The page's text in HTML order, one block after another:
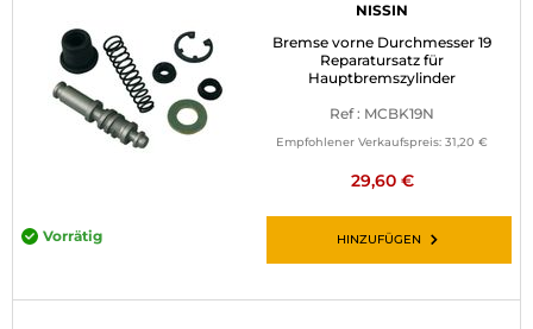
NISSIN
Bremse vorne Durchmesser 19
Reparatursatz für
Hauptbremszylinder
Ref : MCBK19N
Empfohlener Verkaufspreis: 31,20 €
29,60 €
Vorrätig HINZUFÜGEN